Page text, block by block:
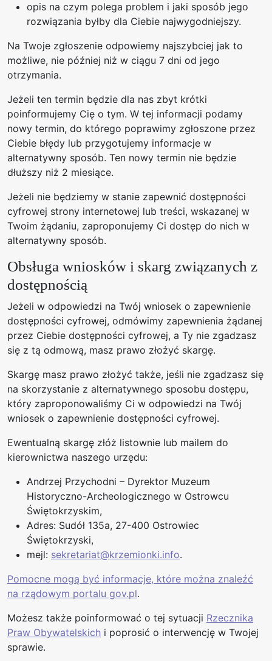
opis na czym polega problem i jaki sposób jego
rozwiązania byłby dla Ciebie najwygodniejszy.
Na Twoje zgłoszenie odpowiemy najszybciej jak to
możliwe, nie później niż w ciągu 7 dni od jego
otrzymania.
Jeżeli ten termin będzie dla nas zbyt krótki
poinformujemy Cię o tym. W tej informacji podamy
nowy termin, do którego poprawimy zgłoszone przez
Ciebie błędy lub przygotujemy informacje w
alternatywny sposób. Ten nowy termin nie będzie
dłuższy niż 2 miesiące.
Jeżeli nie będziemy w stanie zapewnić dostępności
cyfrowej strony internetowej lub treści, wskazanej w
Twoim żądaniu, zaproponujemy Ci dostęp do nich w
alternatywny sposób.
Obsługa wniosków i skarg związanych z
dostępnością
Jeżeli w odpowiedzi na Twój wniosek o zapewnienie
dostępności cyfrowej, odmówimy zapewnienia żądanej
przez Ciebie dostępności cyfrowej, a Ty nie zgadzasz
się z tą odmową, masz prawo złożyć skargę.
Skargę masz prawo złożyć także, jeśli nie zgadzasz się
na skorzystanie z alternatywnego sposobu dostępu,
który zaproponowaliśmy Ci w odpowiedzi na Twój
wniosek o zapewnienie dostępności cyfrowej.
Ewentualną skargę złóż listownie lub mailem do
kierownictwa naszego urzędu:
Andrzej Przychodni – Dyrektor Muzeum
Historyczno-Archeologicznego w Ostrowcu
Świętokrzyskim,
Adres: Sudół 135a, 27-400 Ostrowiec
Świętokrzyski,
mejl: sekretariat@krzemionki.info.
Pomocne mogą być informacje, które można znaleźć
na rządowym portalu gov.pl.
Możesz także poinformować o tej sytuacji Rzecznika
Praw Obywatelskich i poprosić o interwencję w Twojej
sprawie.